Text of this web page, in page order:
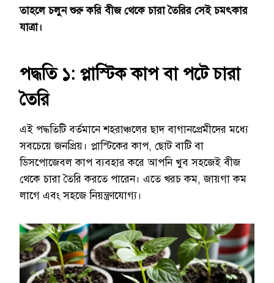
তাহলে চলুন শুরু করি বীজ থেকে চারা তৈরির সেই চমৎকার
যাত্রা।
পদ্ধতি ১: প্লাস্টিক কাপ বা পটে চারা
তৈরি
এই পদ্ধতিটি বর্তমানে শহরাঞ্চলের ছাদ বাগানপ্রেমীদের মধ্যে
সবচেয়ে জনপ্রিয়। প্লাস্টিকের কাপ, ছোট বাটি বা
ডিসপোজেবল কাপ ব্যবহার করে আপনি খুব সহজেই বীজ
থেকে চারা তৈরি করতে পারেন। এতে খরচ কম, জায়গা কম
লাগে এবং সহজে নিয়ন্ত্রণযোগ্য।